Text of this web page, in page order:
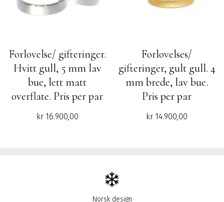
Forlovelse/ gifteringer.
Hvitt gull, 5 mm lav
bue, lett matt
overflate. Pris per par
kr16.900,00
Forlovelses/
gifteringer, gult gull. 4
mm brede, lav bue.
Pris per par
kr 14.900,00
Norsk design